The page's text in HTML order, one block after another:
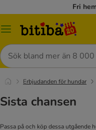
Fri
Meny
Sök
Erbjudanden för hundar
Sista chansen
Passa på och köp dessa utgående